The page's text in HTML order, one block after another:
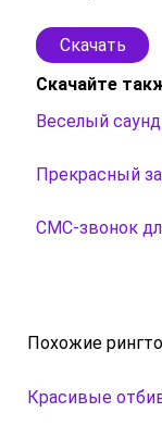
Скачать
Скачайте
Веселый
Прекрасный
СМС-звонок
Похожие
Красивые